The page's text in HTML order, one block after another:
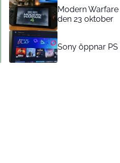
Modern
den 23 oktober
Sony öppnar